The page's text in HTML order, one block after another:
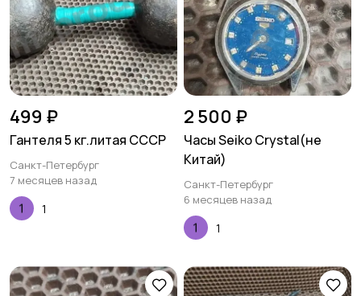
499 ₽
Гантеля 5 кг.литая СССР
Санкт-Петербург
7 месяцев назад
1
2 500 ₽
Часы Seiko Crystal(не
Китай)
Санкт-Петербург
6 месяцев назад
1